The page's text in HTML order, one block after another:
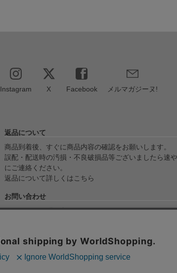
Instagram X Facebook メルマガジーヌ!
返品について
商品到着後、すぐに商品内容の確認をお願いします。
誤配・配送時の汚損・不良破損品等ございましたら速
にご連絡ください。
返品について詳しくはこちら
お問い合わせ
メールでのお問い合わせ
お電話でのお問い合わせ
076-246-5050（平日11:00-17:00）